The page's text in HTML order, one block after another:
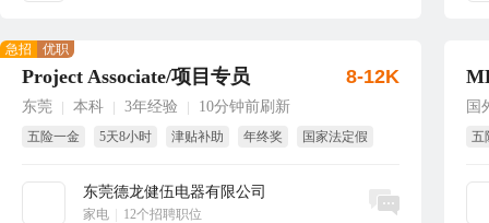
Project Associate/项目专员
东莞 本科 3年经验 10分钟前刷新
五险一金 5天8小时 津贴补助 年终奖
国家法定假
东莞德龙健伍电器有限公司
家电 12个招聘职位
急招 优职
8-12K
立即沟通
国
五